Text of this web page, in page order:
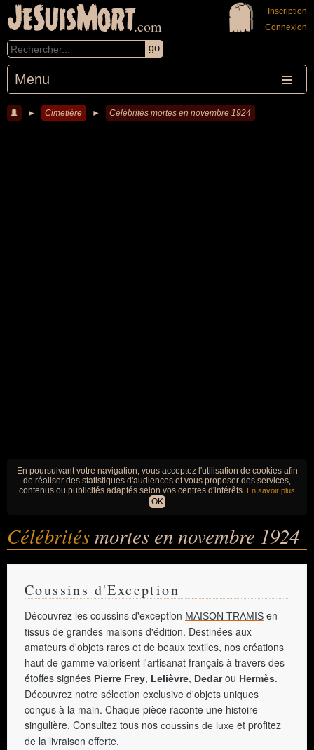
JeSuisMort.com
Menu
Inscription
Connexion
► Cimetière ► Célébrités mortes en novembre 1924
En poursuivant votre navigation, vous acceptez l'utilisation de cookies afin
de réaliser des statistiques d'audiences et vous proposer des services,
contenus ou publicités adaptés selon vos centres d'intérêts. En savoir plus
OK
Célébritésmortes en novembre 1924
Coussins d'Exception
Découvrez les coussins d'exception MAISON TRAMIS en
tissus de grandes maisons d'édition. Destinées aux
amateurs d'objets rares et de beaux textiles, nos créations
haut de gamme valorisent l'artisanat français à travers des
étoffes signées Pierre Frey, Lelièvre, Dedarou Hermès.
Découvrez notre sélection exclusive d'objets uniques
conçus à la main. Chaque pièce raconte une histoire
singulière. Consultez tous nos coussins de luxe et profitez
de la livraison offerte.